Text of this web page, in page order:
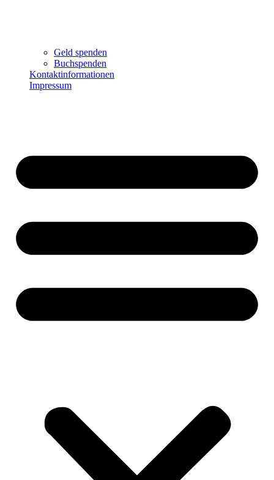
Geld spenden
Buchspenden
Kontaktinformationen
Impressum